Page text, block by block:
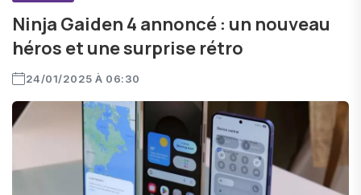
Ninja Gaiden 4 annoncé : un nouveau
héros et une surprise rétro
24/01/2025 À 06:30